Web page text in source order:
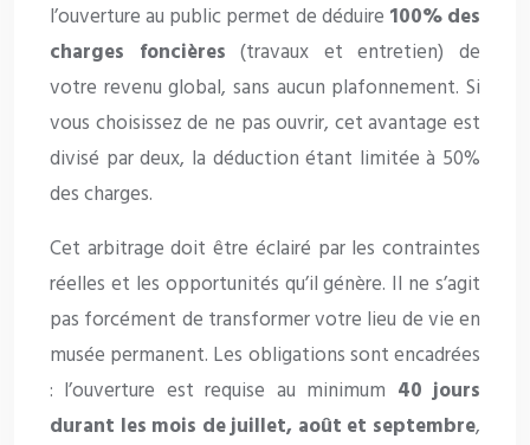
l’ouverture au public permet de déduire 100% des
charges foncières (travaux et entretien) de
votre revenu global, sans aucun plafonnement. Si
vous choisissez de ne pas ouvrir, cet avantage est
divisé par deux, la déduction étant limitée à 50%
des charges.
Cet arbitrage doit être éclairé par les contraintes
réelles et les opportunités qu’il génère. Il ne s’agit
pas forcément de transformer votre lieu de vie en
musée permanent. Les obligations sont encadrées
: l’ouverture est requise au minimum 40 jours
durant les mois de juillet, août et septembre,